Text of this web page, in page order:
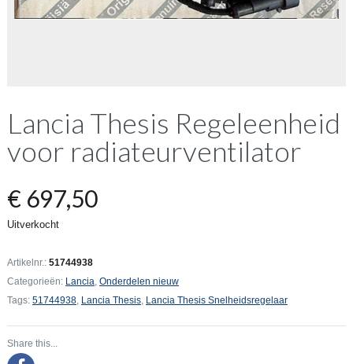
Lancia Thesis Regeleenheid
voor radiateurventilator
€697,50
Uitverkocht
Artikelnr.: 51744938
Categorieën: Lancia, Onderdelen nieuw
Tags: 51744938, Lancia Thesis, Lancia Thesis Snelheidsregelaar
Share this...